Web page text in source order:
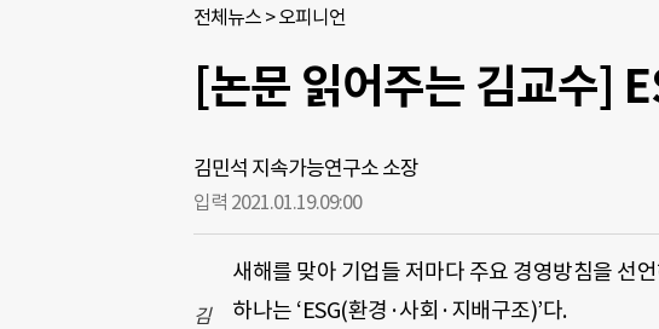
전체뉴스 >오피니언
[논문 읽어주는 김교수]
김민석 지속가능연구소 소장
입력 2021.01.19.09:00
김
새해를 맞아 기업들 저마다 주요 경영방침을 선
하나는 ‘ESG(환경·사회·지배구조)’다.